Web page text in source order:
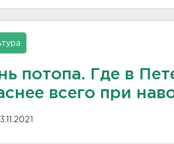
потопа. Где в
всего при